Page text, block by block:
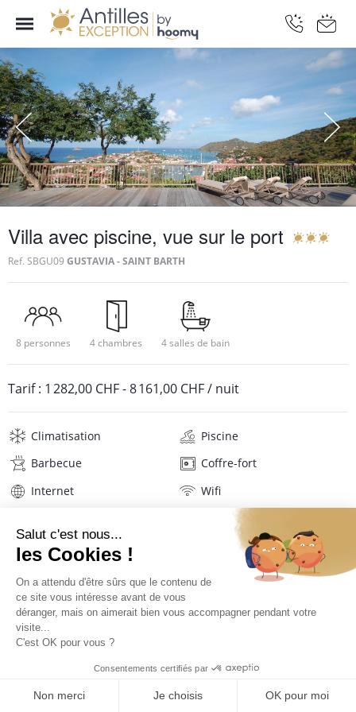
Villa avec piscine, vue sur le port
Ref. SBGU09 GUSTAVIA - SAINT BARTH
8 personnes 4 chambres 4 salles de bain
Tarif : 1 282,00 CHF-8 161,00 CHF/ nuit
Climatisation
Piscine
Barbecue
Coffre-fort
Internet
Wifi
Sèche-cheveux
Serviettes de plage
Linge de maison
TARIFS ET RÉSERVATION
Description Localisation
Situation de la villa